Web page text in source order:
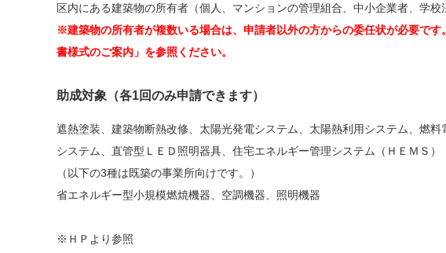
区内にある建築物の所有者（個人、マンションの管理組合、中小企業者、学校
※建築物の所有者が複数いる場合は、申請者以外の方からの委任状が必要で
書様式のご案内」を参照ください。
助成対象 （各1回のみ申請できます）
遮熱塗装、建築物断熱改修、太陽光発電システム、太陽熱利用システム、燃
システム、直管型ＬＥＤ照明器具、住宅エネルギー管理システム（ＨＥＭＳ）
（以下の3種は既築の事業所向けです。）
省エネルギー型小規模燃焼機器、空調機器、照明機器
※ＨＰより参照